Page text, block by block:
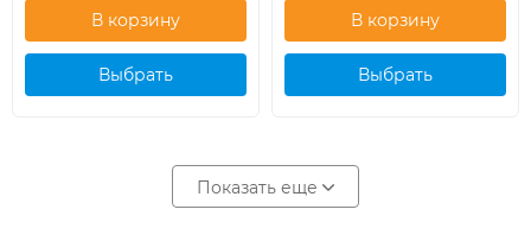
Выбрать
Выбрать
Показать еще